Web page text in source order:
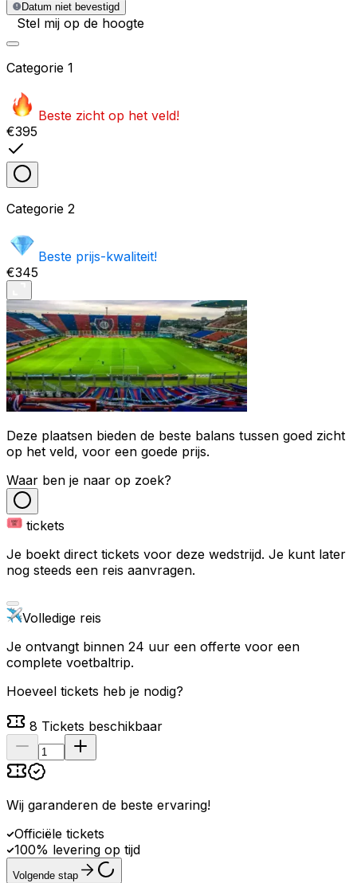
Datum niet bevestigd
Stel mij op de hoogte
Categorie 1
Beste zicht op het veld!
€395
Categorie 2
Beste prijs-kwaliteit!
€345
Deze plaatsen bieden de beste balans tussen goed zicht
op het veld, voor een goede prijs.
Waar ben je naar op zoek?
tickets
Je boekt direct tickets voor deze wedstrijd. Je kunt later
nog steeds een reis aanvragen.
Volledige reis
Je ontvangt binnen 24 uur een offerte voor een
complete voetbaltrip.
Hoeveel tickets heb je nodig?
8 Tickets beschikbaar
Wij garanderen de beste ervaring!
Officiële tickets
100% levering op tijd
Volgende stap